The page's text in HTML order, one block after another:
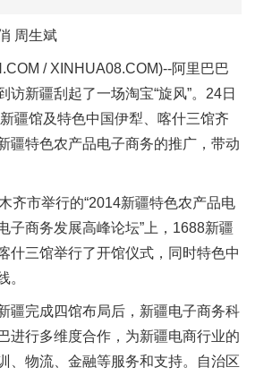
周生斌
/ XINHUA08.COM)--阿里巴巴
访新疆刮起了一场淘宝“旋风”。24日
疆馆及特色中国伊犁、喀什三馆齐
疆特色农产品电子商务的推广，带动
齐市举行的“2014新疆特色农产品电
子商务发展高峰论坛”上，1688新疆
什三馆举行了开馆仪式，同时特色中
。
疆完成四馆布局后，新疆电子商务科
进行多维度合作，为新疆电商行业的
、物流、金融等服务和支持。自治区